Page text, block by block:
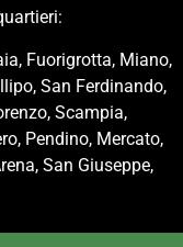
Fuorigrotta, Miano,
San Ferdinando,
Scampia,
Pendino, Mercato,
San Giuseppe,